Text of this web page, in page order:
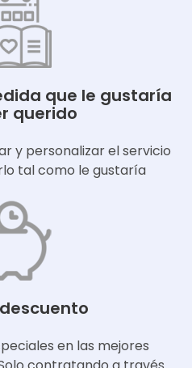
que le gustaría
querido
y personalizar el servicio
tal como le gustaría
en las mejores